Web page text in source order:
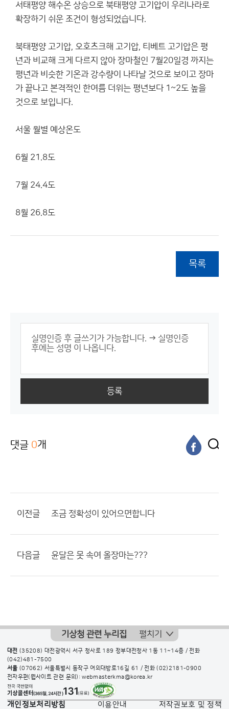
서태평양 해수온 상승으로 북태평양 고기압이 우리나라로
확장하기 쉬운 조건이 형성되었습니다.
북태평양 고기압, 오호츠크해 고기압, 티베트 고기압은 평
년과 비교해 크게 다르지 않아 장마철인 7월20일경 까지는
평년과 비슷한 기온과 강수량이 나타날 것으로 보이고 장마
가 끝나고 본격적인 한여름 더위는 평년보다 1~2도 높을
것으로 보입니다.
서울 월별 예상온도
6월 21.8도
7월 24.4도
8월 26.8도
목록
등록
댓글 0개
이전글 조금 정확성이 있어으면합니다
다음글 윤달은 못 속여 올장마는???
기상청 관련 누리집 펼치기
대전 (35208) 대전광역시 서구 청사로 189 정부대전청사 1동 11~14층 / 전화
(042)481-7500
서울 (07062) 서울특별시 동작구 여의대방로16길 61 / 전화(02)2181-0900
전자우편(웹사이트 관련 문의): webmasterkma@korea.kr
개인정보처리방침 이용안내 저작권보호 및 정책